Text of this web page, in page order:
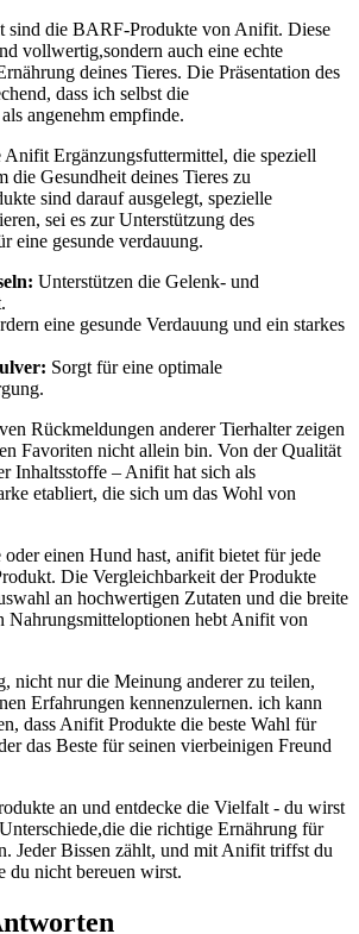
‌sind die BARF-Produkte von Anifit. Diese
vollwertig,sondern auch‍ eine echte
deines Tieres. Die Präsentation des⁢
dass ich selbst die
angenehm empfinde.
Anifit Ergänzungsfuttermittel, die speziell
die Gesundheit deines Tieres zu
sind darauf ausgelegt, spezielle
sei es zur Unterstützung des
eine gesunde verdauung.
Unterstützen die Gelenk- und
eine gesunde Verdauung ‌und ein starkes⁢
Sorgt für eine optimale​
Rückmeldungen anderer Tierhalter zeigen
Favoriten nicht ⁤allein​ bin. ⁢Von der Qualität
Inhaltsstoffe – Anifit hat sich als
etabliert,⁤ die sich um das Wohl von
einen Hund hast, anifit bietet für jede
Die Vergleichbarkeit der Produkte
an hochwertigen Zutaten und ⁢die breite
Nahrungsmitteloptionen hebt Anifit von
nicht nur die Meinung anderer zu teilen,
Erfahrungen kennenzulernen. ich kann⁤
⁤dass Anifit Produkte die beste Wahl für‍
das Beste für seinen vierbeinigen Freund
an und entdecke die Vielfalt ‌-​ du wirst
die richtige Ernährung für
Jeder ​Bissen zählt, und mit Anifit triffst du
du nicht bereuen wirst.